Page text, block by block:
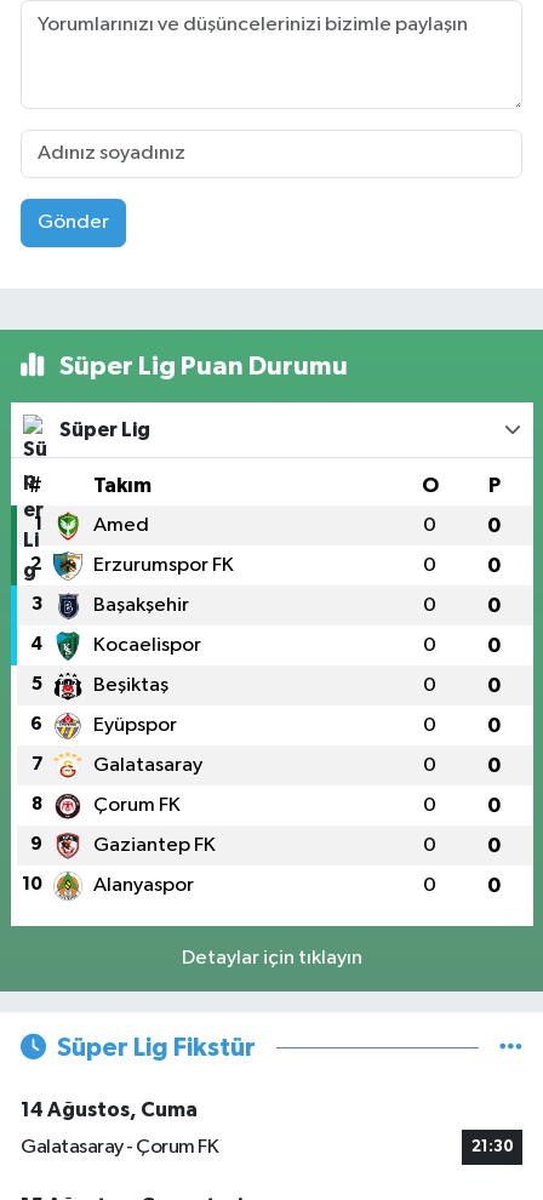
Gönder
Süper Lig Puan Durumu
Süper Lig
# Takım O P
1 Amed 0 0
2 Erzurumspor FK 0 0
3 Başakşehir 0 0
4 Kocaelispor 0 0
5 Beşiktaş 0 0
6 Eyüpspor 0 0
7 Galatasaray 0 0
8 Çorum FK 0 0
9 Gaziantep FK 0 0
10 Alanyaspor 0 0
Detaylar için tıklayın
Süper Lig Fikstür
14 Ağustos, Cuma
Galatasaray - Çorum FK
21:30